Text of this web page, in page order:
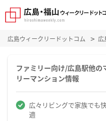
広島ウィークリードットコム 広
ファミリー向け/広島駅他の
リーマンション情報
広々リビングで家族でも
適